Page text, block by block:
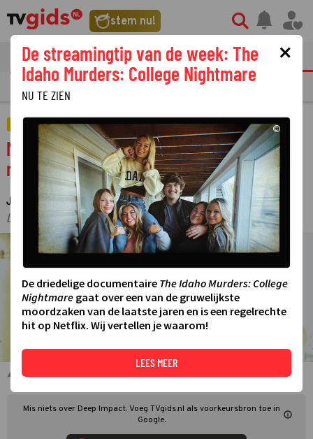
stem nu!
tvgids streaming nieuws
Morgan Freeman bedenkt een wel heel
rigoureus plan in Deep Impact
JUDITH REGELING ·6 JUNI 2024 14:15·
LAATSTE UPDATE:07-06-24 09:00
Morgan Freeman in Deep Impact
Mis niets over Deep Impact. Voeg TVgids.nl als voorkeursbron toe in
Google.
×
De streamingtip van de week: The
Idaho Murders: College Nightmare
NU TE ZIEN
©
De driedelige documentaire The Idaho Murders: College
Nightmare gaat over een van de gruwelijkste
moordzaken van de laatste jaren en is een regelrechte
hit op Netflix. Wij vertellen je waarom!
LEES MEER